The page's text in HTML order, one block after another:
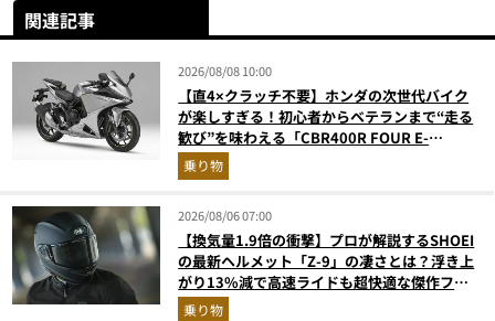
関連記事
2026/08/08 10:00
【直4×クラッチ不要】ホンダの次世代バイク
が楽しすぎる！初心者からベテランまで“走る
歓び”を味わえる「CBR400R FOUR E-
Clutch」を徹底解説
乗り物
2026/08/06 07:00
【換気量1.9倍の衝撃】プロが解説するSHOEI
の最新ヘルメット「Z-9」の凄さとは？浮き上
がり13%減で高速ライドも超快適な傑作フル
フェイス
乗り物